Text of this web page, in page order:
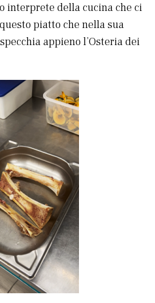
interprete della cucina che ci
piatto che nella sua
appieno l’Osteria dei